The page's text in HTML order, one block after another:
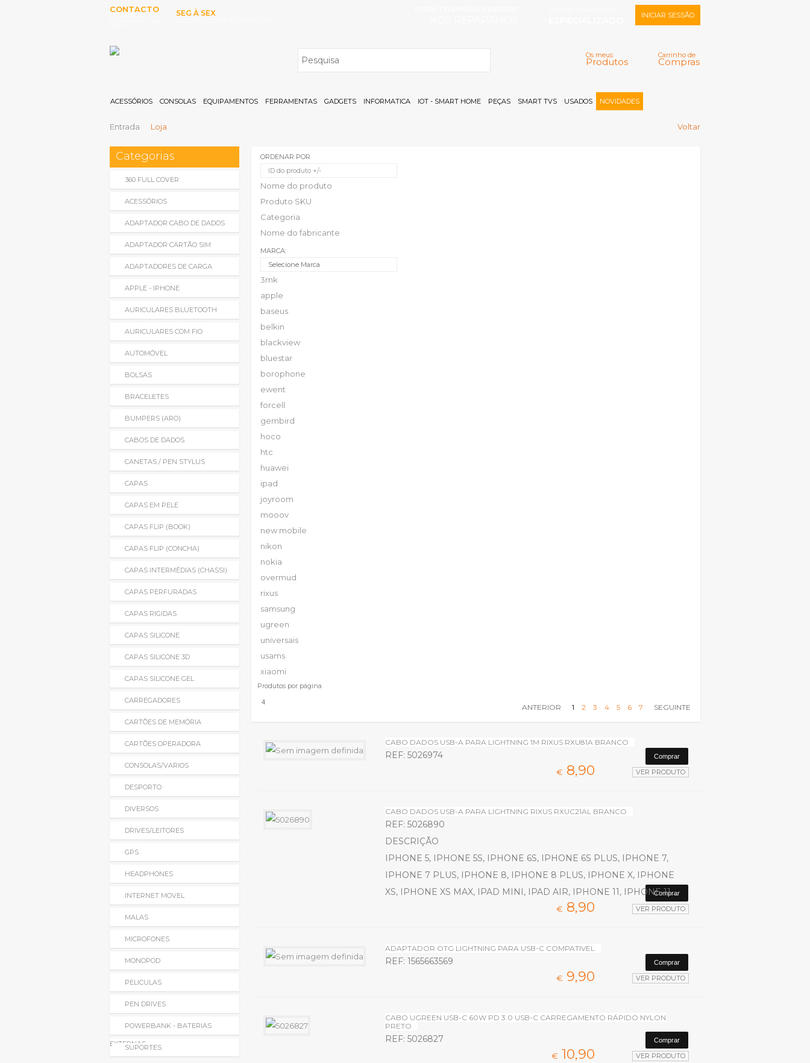
CONTACTO
SEG À SEX
Carrinho de
Compras
Os meus
Produtos
INICIAR SESSÃO
Memorizar
Registar |
ACESSÓRIOS CONSOLAS EQUIPAMENTOS FERRAMENTAS GADGETS INFORMATICA IOT - SMART HOME PEÇAS SMART TVS USADOS NOVIDADES
Entrada Loja Voltar
Categorias
360 FULL COVER
ACESSÓRIOS
ADAPTADOR CABO DE DADOS
ADAPTADOR CARTÃO SIM
ADAPTADORES DE CARGA
APPLE - IPHONE
AURICULARES BLUETOOTH
AURICULARES COM FIO
AUTOMÓVEL
BOLSAS
BRACELETES
BUMPERS (ARO)
CABOS DE DADOS
CANETAS / PEN STYLUS
CAPAS
CAPAS EM PELE
CAPAS FLIP (BOOK)
CAPAS FLIP (CONCHA)
CAPAS INTERMÉDIAS (CHASSI)
CAPAS PERFURADAS
CAPAS RIGIDAS
CAPAS SILICONE
CAPAS SILICONE 3D
CAPAS SILICONE GEL
CARREGADORES
CARTÕES DE MEMÓRIA
CARTÕES OPERADORA
CONSOLAS/VARIOS
DESPORTO
DIVERSOS
DRIVES/LEITORES
GPS
HEADPHONES
INTERNET MOVEL
MALAS
MICROFONES
MONOPOD
PELICULAS
PEN DRIVES
POWERBANK - BATERIAS
EXTERNAS
SUPORTES
ORDENAR POR
ID do produto +/-
Nome do produto
Produto SKU
Categoria
Nome do fabricante
MARCA:
Selecione Marca
3mk
apple
baseus
belkin
blackview
bluestar
borophone
ewent
forcell
gembird
hoco
htc
huawei
ipad
joyroom
mooov
new mobile
nikon
nokia
overmud
rixus
samsung
ugreen
universais
usams
xiaomi
Produtos por página
ANTERIOR 1 2 3 4 5 6 7 SEGUINTE
CABO DADOS USB-A PARA LIGHTNING 1M RIXUS RXU81A BRANCO
REF: 5026974
€ 8,90 VER PRODUTO
CABO DADOS USB-A PARA LIGHTNING RIXUS RXUC21AL BRANCO
REF: 5026890
DESCRIÇÃO
IPHONE 5, IPHONE 5S, IPHONE 6S, IPHONE 6S PLUS, IPHONE 7,
IPHONE 7 PLUS, IPHONE 8, IPHONE 8 PLUS, IPHONE X, IPHONE
XS, IPHONE XS MAX, IPAD MINI, IPAD AIR, IPHONE 11, IPHONE 11...
€ 8,90 VER PRODUTO
ADAPTADOR OTG LIGHTNING PARA USB-C COMPATIVEL
REF: 1565663569
€ 9,90 VER PRODUTO
CABO UGREEN USB-C 60W PD 3.0 USB-C CARREGAMENTO RÁPIDO NYLON
PRETO
REF: 5026827
€ 10,90 VER PRODUTO